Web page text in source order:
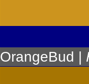
OrangeBud |